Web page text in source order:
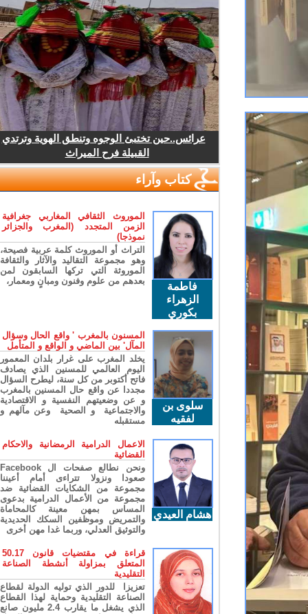
عرائس..حين تختبئ الوجوه وتنطق الهوية وترتدي
القبيلة فرح الميراث
كتاب وآراء
فاطمة
الزهراء
بكوري
الموروث الثقافي المغاربي جغرافية
الزمن المتجدد (المغرب والجزائر
نموذجا)
التراث أو الموروث كلمة عربية فصيحة،
وهو مجموعة التقاليد والآثار والثقافة
الموروثة التي تركها السابقون لمن
بعدهم من علوم وفنون ومبانٍ ومعمار،
سلوى بن
لفقيه
المسنون بالمغرب ' واقع الحال وسؤال
المآل' بين الماضي و الواقع و المتأمل
يخلد المغرب على غرار بلدان المعمور
اليوم العالمي للمسنين الذي يصادف
فاتح أكتوبر من كل سنة، ليطرح السؤال
مجددا عن واقع حال المسنين بالمغرب
و عن وضعيتهم النفسية و الاقتصادية
والاجتماعية و الصحية وعن مآلهم و
مستقبله
هشام العيدي
الاعمال الدرامية الرمضانية والاحكام
القضائية
ونحن نطالع صفحات ال Facebook
صعودا ونزولا تتراءى أمام أعيننا
مجموعة من الشكايات القضائية ضد
مجموعة من الأعمال الدرامية بدعوى
المساس بمهن معينة كالمحاماة
والتمريض وموظفين السكك الحديدية
والتوثيق العدلي، وربما غدا مهن أخرى
قراءة في مقتضيات قانون 50.17
المتعلق بمزاولة أنشطة الصناعة
التقليدية
تعزيزا للدور الذي توليه الدولة لقطاع
الصناعة التقليدية وحماية لهذا القطاع
الذي يشغل ما يقارب 2.4 مليون صانع